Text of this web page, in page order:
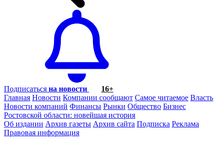
Подписаться на новости
16+
Главная Новости Компании сообщают Самое читаемое Власть
Новости компаний Финансы Рынки Общество Бизнес
Ростовской области: новейшая история
Об издании Архив газеты Архив сайта Подписка Реклама
Правовая информация